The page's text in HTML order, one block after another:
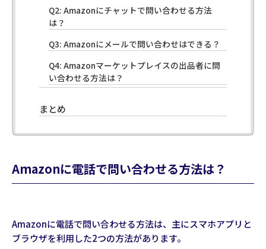
Q2: Amazonにチャットで問い合わせる方法
は？
Q3: Amazonにメールで問い合わせはできる？
Q4: Amazonマーケットプレイスの出品者に問
い合わせる方法は？
まとめ
Amazonに電話で問い合わせる方法は？
Amazonに電話で問い合わせる方法は、主にスマホアプリと
ブラウザを利用した2つの方法があります。